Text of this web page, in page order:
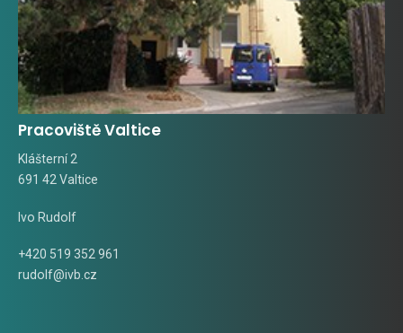
Pracoviště Valtice
Klášterní 2
691 42 Valtice
Ivo Rudolf
+420 519 352 961
rudolf@ivb.cz